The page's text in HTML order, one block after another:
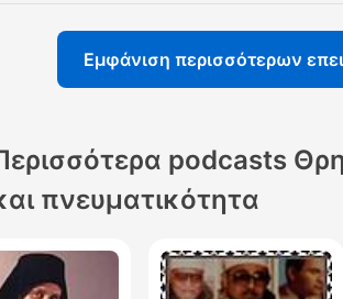
Εμφάνιση περισσότερων
podcasts
πνευματικότητα